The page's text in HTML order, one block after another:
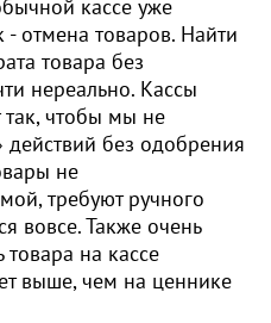
кассе уже
отмена товаров. Найти
товара без
нереально. Кассы
так, чтобы мы не
без одобрения
не
требуют ручного
вовсе. Также очень
товара на кассе
выше, чем на ценнике